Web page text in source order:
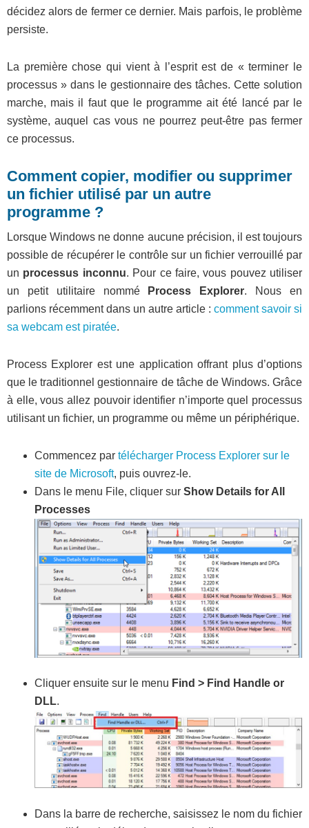
décidez alors de fermer ce dernier. Mais parfois, le problème
persiste.
La première chose qui vient à l’esprit est de « terminer le
processus » dans le gestionnaire des tâches. Cette solution
marche, mais il faut que le programme ait été lancé par le
système, auquel cas vous ne pourrez peut-être pas fermer
ce processus.
Comment copier, modifier ou supprimer
un fichier utilisé par un autre
programme ?
Lorsque Windows ne donne aucune précision, il est toujours
possible de récupérer le contrôle sur un fichier verrouillé par
un processus inconnu. Pour ce faire, vous pouvez utiliser
un petit utilitaire nommé
Process Explorer. Nous en
parlions récemment dans un autre article : comment savoir si
sa webcam est piratée.
Process Explorer est une application offrant plus d’options
que le traditionnel gestionnaire de tâche de Windows. Grâce
à elle, vous allez pouvoir identifier n’importe quel processus
utilisant un fichier, un programme ou même un périphérique.
Commencez par télécharger Process Explorer sur le
site de Microsoft, puis ouvrez-le.
Dans le menu File, cliquer sur Show Details for All
Processes
Cliquer ensuite sur le menu Find > Find Handle or
DLL.
Dans la barre de recherche, saisissez le nom du fichier